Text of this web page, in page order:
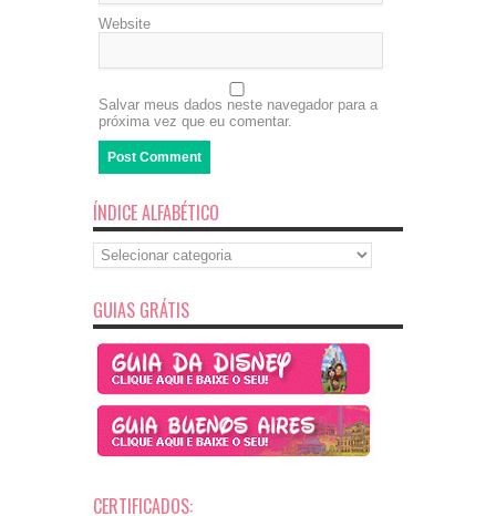
Website
Salvar meus dados neste navegador para a
próxima vez que eu comentar.
ÍNDICE ALFABÉTICO
Índice
Alfabético
GUIAS GRÁTIS
CERTIFICADOS: